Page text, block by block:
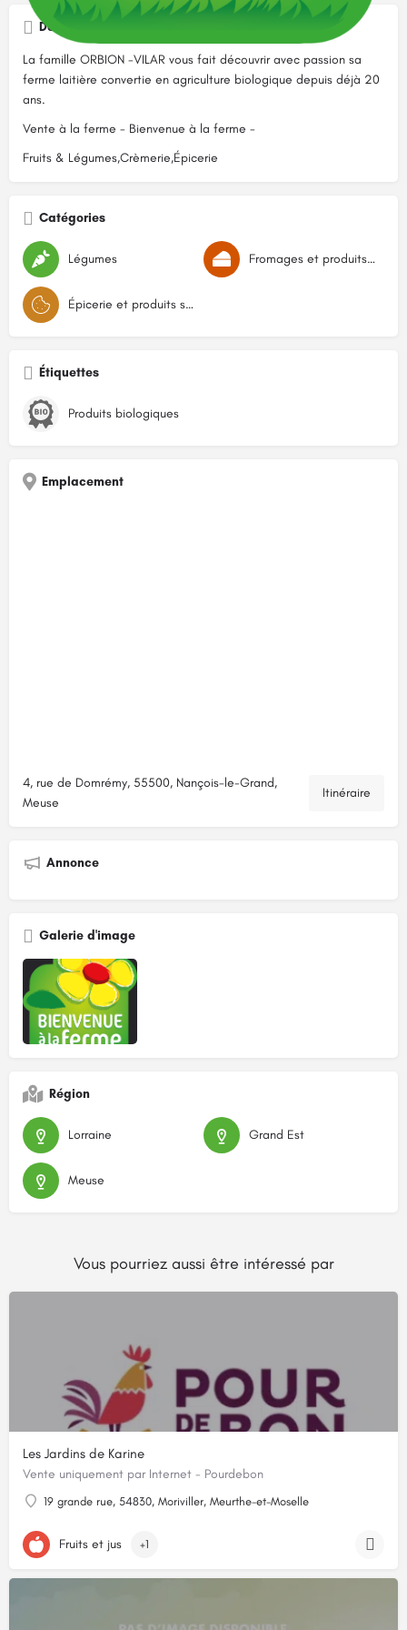
Description
La famille ORBION -VILAR vous fait découvrir avec passion sa
ferme laitière convertie en agriculture biologique depuis déjà 20
ans.
Vente à la ferme - Bienvenue à la ferme -
Fruits & Légumes,Crèmerie,Épicerie
Catégories
Légumes Fromages et produits laitiers
Épicerie et produits secs
Étiquettes
Produits biologiques
Emplacement
4, rue de Domrémy, 55500, Nançois-le-Grand,
Meuse
Itinéraire
Annonce
Galerie d'image
Région
Lorraine Grand Est
Meuse
Vous pourriez aussi être intéressé par
Les Jardins de Karine
Vente uniquement par Internet - Pourdebon
19 grande rue, 54830, Moriviller, Meurthe-et-Moselle
Fruits et jus +1